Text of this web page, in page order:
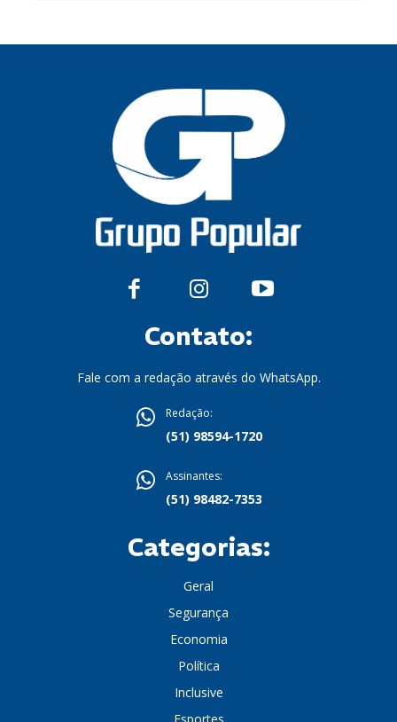
Contato:
Fale com a redação através do WhatsApp.
Redação:
(51) 98594-1720
Assinantes:
(51) 98482-7353
Categorias:
Geral
Segurança
Economia
Política
Inclusive